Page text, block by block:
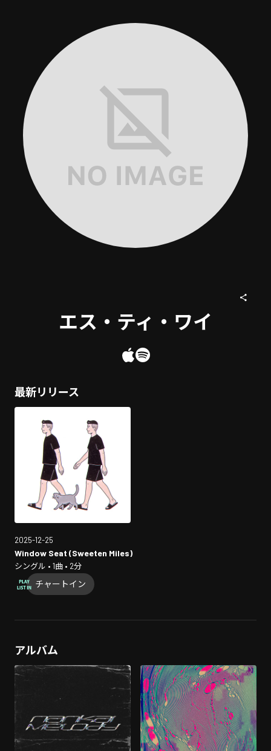
エス・ティ・ワイ
最新リリース
2025-12-25
Window Seat (Sweeten Miles)
シングル • 1曲 • 2分
チャートイン
アルバム